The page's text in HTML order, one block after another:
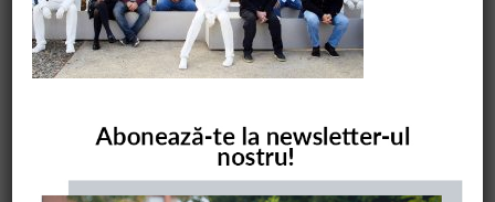
CAUTARE
COMANDĂ CARTEA NOASTRĂ